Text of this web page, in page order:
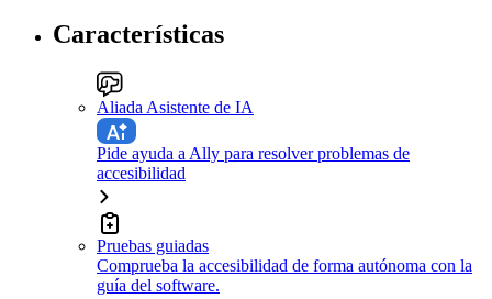
Características
Aliada Asistente de IA
Pide ayuda a Ally para resolver problemas de
accesibilidad
Pruebas guiadas
Comprueba la accesibilidad de forma autónoma con la
guía del software.